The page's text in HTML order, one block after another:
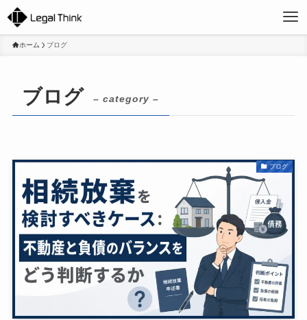
ホーム ブログ
ブログ – category –
ブログ